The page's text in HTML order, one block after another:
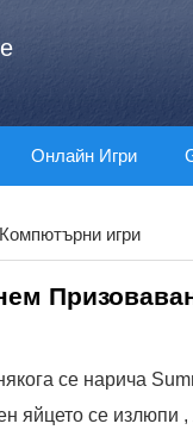
Онлайн Игри
Компютърни игри
се нарича
яйцето се